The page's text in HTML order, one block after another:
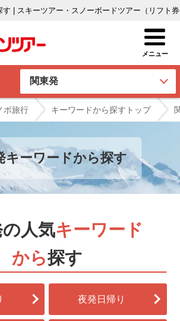
す | スキーツアー・スノーボードツアー（リフト
ボ旅行 キーワードから探すトップ
キーワードから探す
人気キーワード
から探す
夜発日帰り